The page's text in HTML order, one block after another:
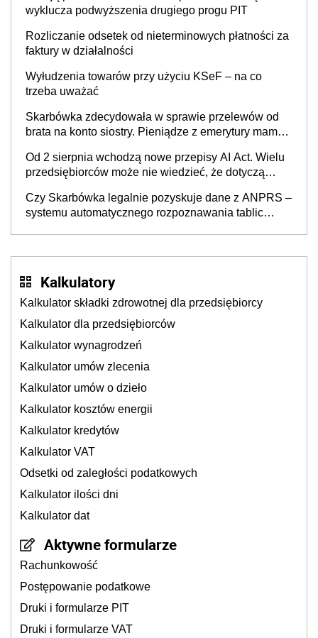
wyklucza podwyższenia drugiego progu PIT
Rozliczanie odsetek od nieterminowych płatności za
faktury w działalności
Wyłudzenia towarów przy użyciu KSeF – na co
trzeba uważać
Skarbówka zdecydowała w sprawie przelewów od
brata na konto siostry. Pieniądze z emerytury mamy
będzie
Od 2 sierpnia wchodzą nowe przepisy AI Act. Wielu
przedsiębiorców może nie wiedzieć, że dotyczą
Czy Skarbówka legalnie pozyskuje dane z ANPRS –
systemu automatycznego rozpoznawania tablic
Kalkulatory
Kalkulator składki zdrowotnej dla przedsiębiorcy
Kalkulator dla przedsiębiorców
Kalkulator wynagrodzeń
Kalkulator umów zlecenia
Kalkulator umów o dzieło
Kalkulator kosztów energii
Kalkulator kredytów
Kalkulator VAT
Odsetki od zaległości podatkowych
Kalkulator ilości dni
Kalkulator dat
Aktywne formularze
Rachunkowość
Postępowanie podatkowe
Druki i formularze PIT
Druki i formularze VAT